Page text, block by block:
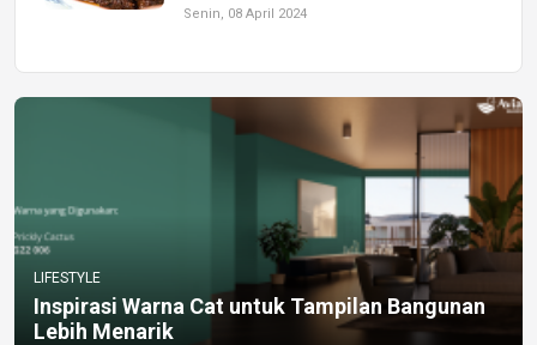
Senin, 08 April 2024
LIFESTYLE
Inspirasi Warna Cat untuk Tampilan Bangunan
Lebih Menarik